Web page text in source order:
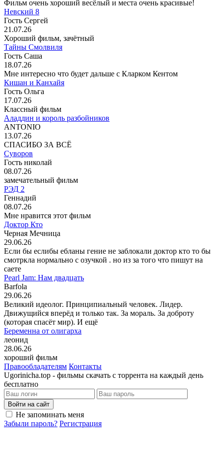
Фильм очень хороший весёлый и места очень красивые!
Невский 8
Гость Сергей
21.07.26
Хороший фильм, зачётный
Тайны Смолвиля
Гость Саша
18.07.26
Мне интересно что будет дальше с Кларком Кентом
Кишан и Канхайя
Гость Ольга
17.07.26
Классный фильм
Аладдин и король разбойников
ANTONIO
13.07.26
СПАСИБО ЗА ВСЁ
Суворов
Гость николай
08.07.26
замечательный фильм
РЭД 2
Геннадий
08.07.26
Мне нравится этот фильм
Доктор Кто
Черная Мечница
29.06.26
Если бы еслибы ебланы гение не заблокали доктор кто то бы
смотркла нормально с озучкой . но из за того что пишут на
саете
Pearl Jam: Нам двадцать
Barfola
29.06.26
Великий идеолог. Принципиальный человек. Лидер.
Движущийся вперёд и только так. За мораль. За доброту
(которая спасёт мир). И ещё
Беременна от олигарха
леонид
28.06.26
хороший фильм
Правообладателям Контакты
Ugorinicha.top - фильмы скачать с торрента на каждый день
бесплатно
Войти на сайт
Не запоминать меня
Забыли пароль? Регистрация